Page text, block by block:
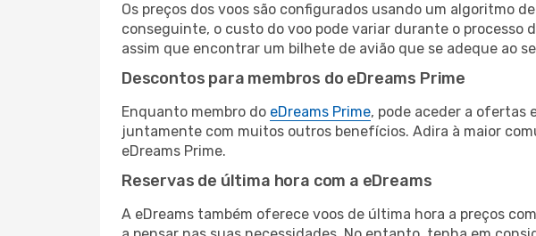
Os preços dos voos são configurados usando um algoritmo
conseguinte, o custo do voo pode variar durante o processo
assim que encontrar um bilhete de avião que se adeque ao
Descontos para membros do eDreams Prime
Enquanto membro do eDreams Prime, pode aceder a ofertas
juntamente com muitos outros benefícios. Adira à maior
eDreams Prime.
Reservas de última hora com a eDreams
A eDreams também oferece voos de última hora a preços